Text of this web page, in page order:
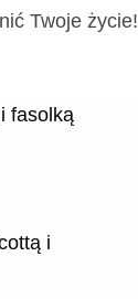
Twoje życie!